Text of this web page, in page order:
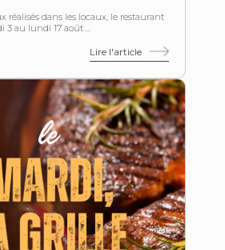
réalisés dans les locaux, le restaurant
3 au lundi 17 août ...
Lire l'article